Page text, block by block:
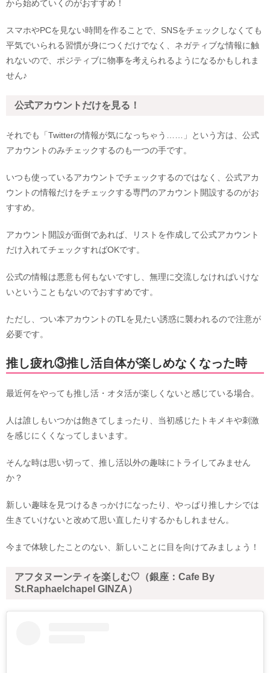
から始めていくのがおすすめ！
スマホやPCを見ない時間を作ることで、SNSをチェックしなくても
平気でいられる習慣が身につくだけでなく、ネガティブな情報に触
れないので、ポジティブに物事を考えられるようになるかもしれま
せん♪
公式アカウントだけを見る！
それでも「Twitterの情報が気になっちゃう……」という方は、公式
アカウントのみチェックするのも一つの手です。
いつも使っているアカウントでチェックするのではなく、公式アカ
ウントの情報だけをチェックする専門のアカウント開設するのがお
すすめ。
アカウント開設が面倒であれば、リストを作成して公式アカウント
だけ入れてチェックすればOKです。
公式の情報は悪意も何もないですし、無理に交流しなければいけな
いということもないのでおすすめです。
ただし、つい本アカウントのTLを見たい誘惑に襲われるので注意が
必要です。
推し疲れ③推し活自体が楽しめなくなった時
最近何をやっても推し活・オタ活が楽しくないと感じている場合。
人は誰しもいつかは飽きてしまったり、当初感じたトキメキや刺激
を感じにくくなってしまいます。
そんな時は思い切って、推し活以外の趣味にトライしてみません
か？
新しい趣味を見つけるきっかけになったり、やっぱり推しナシでは
生きていけないと改めて思い直したりするかもしれません。
今まで体験したことのない、新しいことに目を向けてみましょう！
アフタヌーンティを楽しむ♡（銀座：Cafe By
St.Raphaelchapel GINZA）